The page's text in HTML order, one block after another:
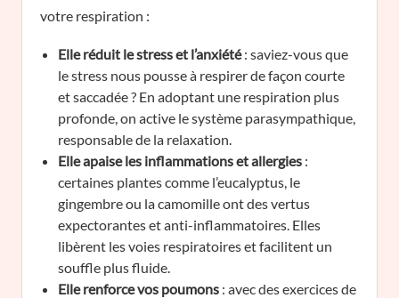
votre respiration :
Elle réduit le stress et l’anxiété: saviez-vous que
le stress nous pousse à respirer de façon courte
et saccadée ? En adoptant une respiration plus
profonde, on active le système parasympathique,
responsable de la relaxation.
Elle apaise les inflammations et allergies :
certaines plantes comme l’eucalyptus, le
gingembre ou la camomille ont des vertus
expectorantes et anti-inflammatoires. Elles
libèrent les voies respiratoires et facilitent un
souffle plus fluide.
Elle renforce vos poumons : avec des exercices de